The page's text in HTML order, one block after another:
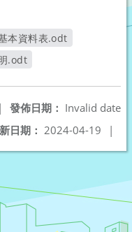
本資料表.odt
.odt
發佈日期： Invalid date
|
日期： 2024-04-19 |